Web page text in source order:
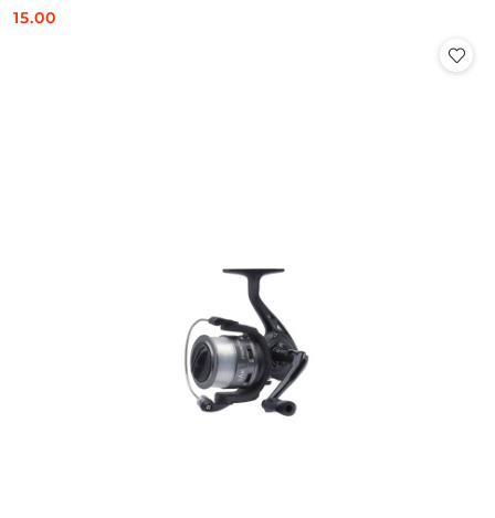
Cena:
15.00